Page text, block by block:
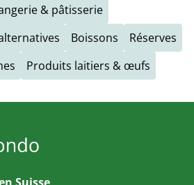
& pâtisserie
Boissons
Réserves
Produits laitiers & œufs